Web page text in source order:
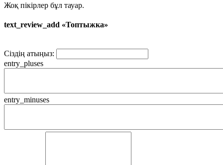
Жоқ пікірлер бұл тауар.
text_review_add «Топтыжка»
Сіздің атыңыз:
entry_pluses
entry_minuses